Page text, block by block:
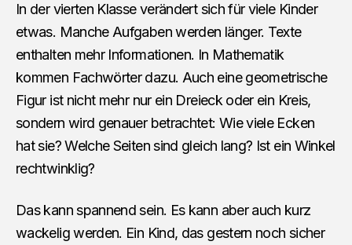
In der vierten Klasse verändert sich für viele Kinder
etwas. Manche Aufgaben werden länger. Texte
enthalten mehr Informationen. In Mathematik
kommen Fachwörter dazu. Auch eine geometrische
Figur ist nicht mehr nur ein Dreieck oder ein Kreis,
sondern wird genauer betrachtet: Wie viele Ecken
hat sie? Welche Seiten sind gleich lang? Ist ein Winkel
rechtwinklig?
Das kann spannend sein. Es kann aber auch kurz
wackelig werden. Ein Kind, das gestern noch sicher